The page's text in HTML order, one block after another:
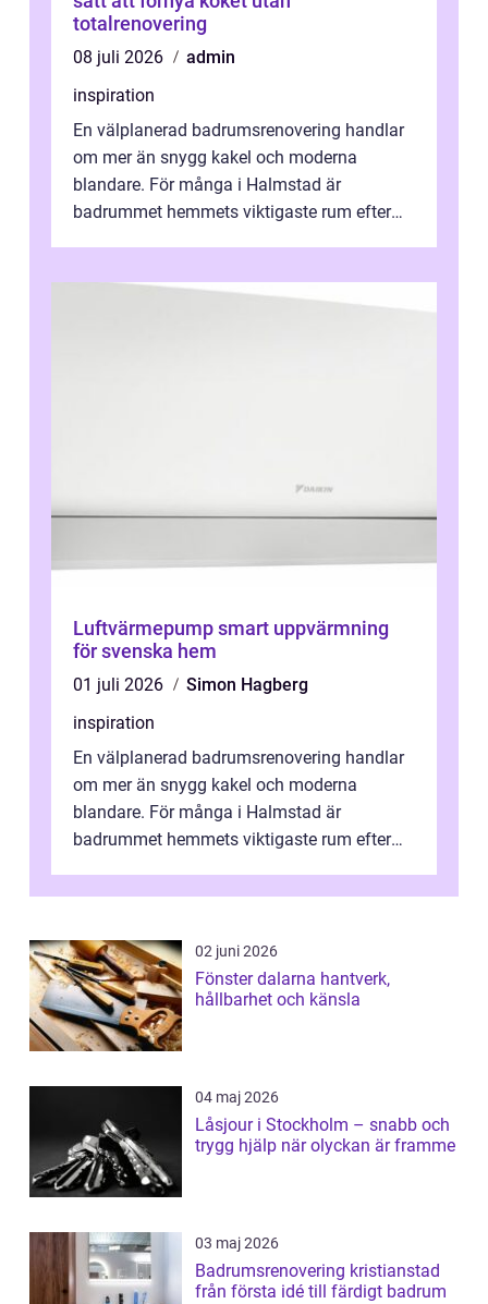
totalrenovering
08 juli 2026
admin
inspiration
En välplanerad badrumsrenovering handlar
om mer än snygg kakel och moderna
blandare. För många i Halmstad är
badrummet hemmets viktigaste rum efter
Luftvärmepump smart uppvärmning
för svenska hem
01 juli 2026
Simon Hagberg
inspiration
En välplanerad badrumsrenovering handlar
om mer än snygg kakel och moderna
blandare. För många i Halmstad är
badrummet hemmets viktigaste rum efter
02 juni 2026
Fönster dalarna hantverk,
hållbarhet och känsla
04 maj 2026
Låsjour i Stockholm – snabb och
trygg hjälp när olyckan är framme
03 maj 2026
Badrumsrenovering kristianstad
från första idé till färdigt badrum